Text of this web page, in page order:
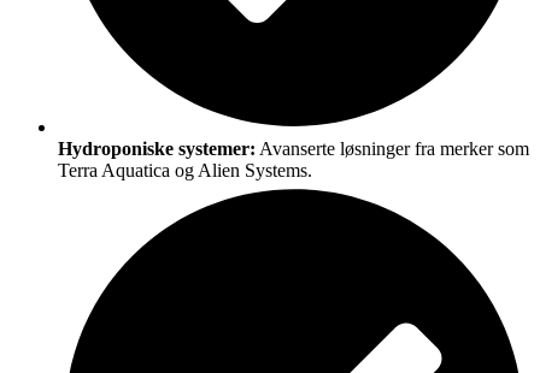
Hydroponiske systemer: Avanserte løsninger fra merker som
Terra Aquatica og Alien Systems.